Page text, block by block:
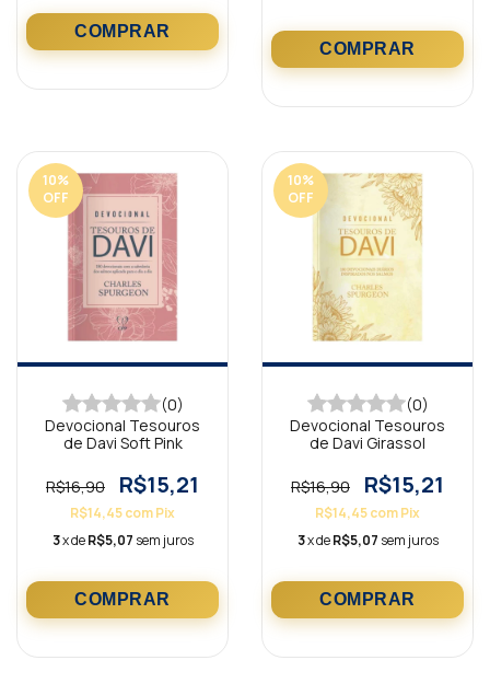
10%
OFF
(0)
Devocional Tesouros
de Davi Soft Pink
R$16,90 R$15,21
R$14,45comPix
3x deR$5,07 sem juros
10%
OFF
(0)
Devocional Tesouros
de Davi Girassol
R$16,90 R$15,21
R$14,45comPix
3x deR$5,07 sem juros